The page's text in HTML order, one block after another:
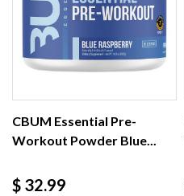
CBUM Essential Pre-
Workout Powder Blue...
Precio
$ 32.99